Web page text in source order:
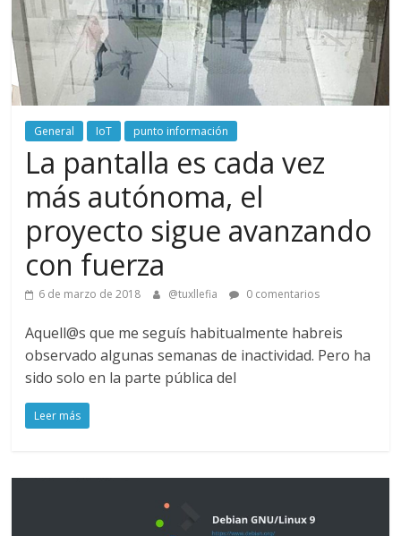
General IoT punto información
La pantalla es cada vez
más autónoma, el
proyecto sigue avanzando
con fuerza
6 de marzo de 2018 @tuxllefia 0 comentarios
Aquell@s que me seguís habitualmente habreis
observado algunas semanas de inactividad. Pero ha
sido solo en la parte pública del
Leer más